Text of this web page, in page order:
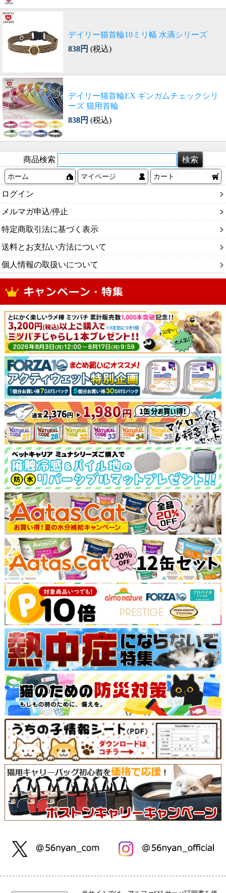
デイリー猫首輪10ミリ幅 水滴シリーズ
838円 (税込)
デイリー猫首輪EX ギンガムチェックシリ
ーズ 猫用首輪
838円 (税込)
商品検索
ホーム マイページ カート
ログイン
メルマガ申込/停止
特定商取引法に基づく表示
送料とお支払い方法について
個人情報の取扱いについて